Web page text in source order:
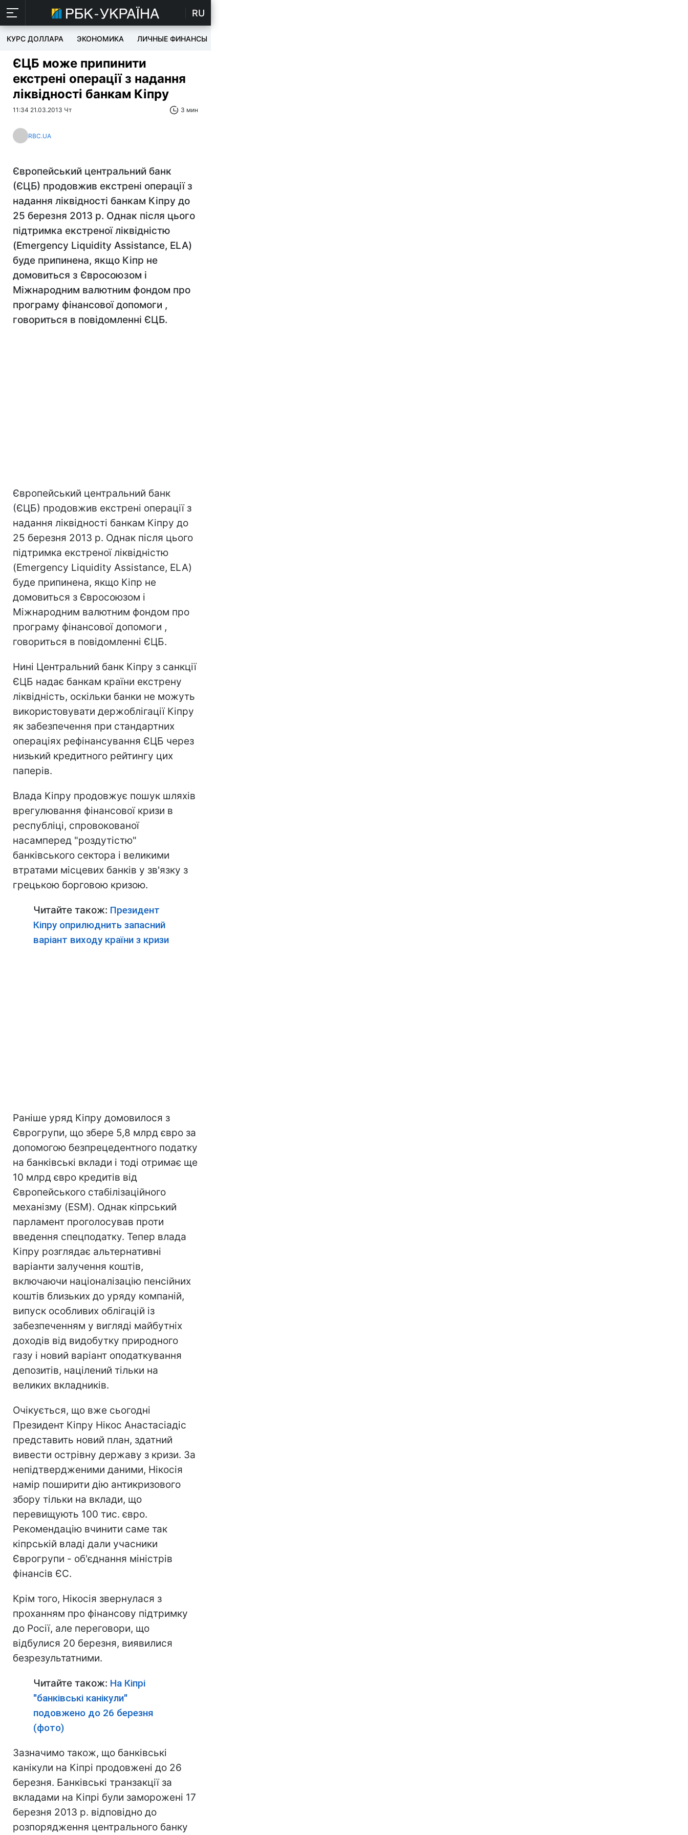
RU
КУРС ДОЛЛАРА ЭКОНОМИКА ЛИЧНЫЕ ФИНАНСЫ
ЄЦБ може припинити
екстрені операції з надання
ліквідності банкам Кіпру
11:34 21.03.2013 Чт 3 мин
RBC.UA
Європейський центральний банк
(ЄЦБ) продовжив екстрені операції з
надання ліквідності банкам Кіпру до
25 березня 2013 р. Однак після цього
підтримка екстреної ліквідністю
(Emergency Liquidity Assistance, ELA)
буде припинена, якщо Кіпр не
домовиться з Євросоюзом і
Міжнародним валютним фондом про
програму фінансової допомоги ,
говориться в повідомленні ЄЦБ.
Європейський центральний банк
(ЄЦБ) продовжив екстрені операції з
надання ліквідності банкам Кіпру до
25 березня 2013 р. Однак після цього
підтримка екстреної ліквідністю
(Emergency Liquidity Assistance, ELA)
буде припинена, якщо Кіпр не
домовиться з Євросоюзом і
Міжнародним валютним фондом про
програму фінансової допомоги ,
говориться в повідомленні ЄЦБ.
Нині Центральний банк Кіпру з санкції
ЄЦБ надає банкам країни екстрену
ліквідність, оскільки банки не можуть
використовувати держоблігації Кіпру
як забезпечення при стандартних
операціях рефінансування ЄЦБ через
низький кредитного рейтингу цих
паперів.
Влада Кіпру продовжує пошук шляхів
врегулювання фінансової кризи в
республіці, спровокованої
насамперед "роздутістю"
банківського сектора і великими
втратами місцевих банків у зв'язку з
грецькою борговою кризою.
Читайте також: Президент
Кіпру оприлюднить запасний
варіант виходу країни з кризи
Раніше уряд Кіпру домовилося з
Єврогрупи, що збере 5,8 млрд євро за
допомогою безпрецедентного податку
на банківські вклади і тоді отримає ще
10 млрд євро кредитів від
Європейського стабілізаційного
механізму (ESM). Однак кіпрський
парламент проголосував проти
введення спецподатку. Тепер влада
Кіпру розглядає альтернативні
варіанти залучення коштів,
включаючи націоналізацію пенсійних
коштів близьких до уряду компаній,
випуск особливих облігацій із
забезпеченням у вигляді майбутніх
доходів від видобутку природного
газу і новий варіант оподаткування
депозитів, націлений тільки на
великих вкладників.
Очікується, що вже сьогодні
Президент Кіпру Нікос Анастасіадіс
представить новий план, здатний
вивести острівну державу з кризи. За
непідтвердженими даними, Нікосія
намір поширити дію антикризового
збору тільки на вклади, що
перевищують 100 тис. євро.
Рекомендацію вчинити саме так
кіпрській владі дали учасники
Єврогрупи - об'єднання міністрів
фінансів ЄС.
Крім того, Нікосія звернулася з
проханням про фінансову підтримку
до Росії, але переговори, що
відбулися 20 березня, виявилися
безрезультатними.
Читайте також: На Кіпрі
"банківські канікули"
подовжено до 26 березня
(фото)
Зазначимо також, що банківські
канікули на Кіпрі продовжені до 26
березня. Банківські транзакції за
вкладами на Кіпрі були заморожені 17
березня 2013 р. відповідно до
розпорядження центрального банку